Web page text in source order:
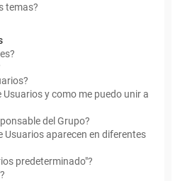
temas?
y como me puedo unir a
del Grupo?
Usuarios aparecen en diferentes
predeterminado"?